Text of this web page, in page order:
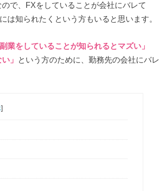
で、FXをしていることが会社にバレて
は知られたくという方もいると思います。
副業をしていることが知られるとマズい」
」
という方のために、勤務先の会社にバレ
]